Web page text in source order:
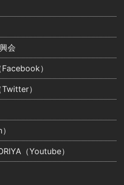
会
）
）
（Youtube）